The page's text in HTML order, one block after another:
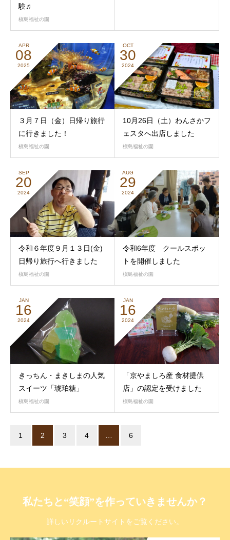
験♬
槇島福祉の園
APR
08
2025
３月７日（金）日帰り旅行
に行きました！
槇島福祉の園
OCT
30
2024
10月26日（土）わんさかフ
ェスタへ出店しました
槇島福祉の園
SEP
20
2024
令和６年度９月１３日(金)
日帰り旅行へ行きました
槇島福祉の園
AUG
29
2024
令和6年度 クールスポッ
トを開催しました
槇島福祉の園
JAN
16
2024
きっちん・まきしまの人気
スイーツ「琥珀糖」
槇島福祉の園
JAN
16
2024
「京やましろ産 食材提供
店」の認定を受けました
槇島福祉の園
1 2 3 4 6
私たちと“笑顔”を作っていきませんか？
詳しいリクルートサイトをご覧ください。